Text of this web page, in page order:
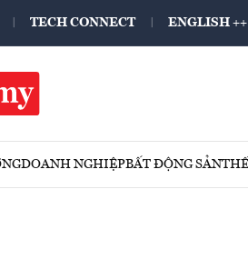
TECH CONNECT ENGLISH ++
DOANH NGHIỆPBẤT ĐỘNG SẢN